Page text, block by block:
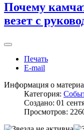
Почему
везет с
Печать
E-mail
Информация о
Категория:
Создано: 01
Просмотров: